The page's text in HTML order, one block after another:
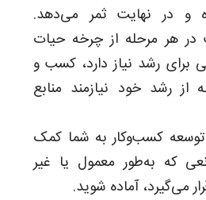
و در نهایت ثمر می‌دهد.
هر مرحله از چرخه حیات
برای رشد نیاز دارد، کسب و
از رشد خود نیازمند منابع
کسب‌و‌کار به شما کمک
که به‌طور معمول یا غیر
می‌گیرد، آماده شوید.